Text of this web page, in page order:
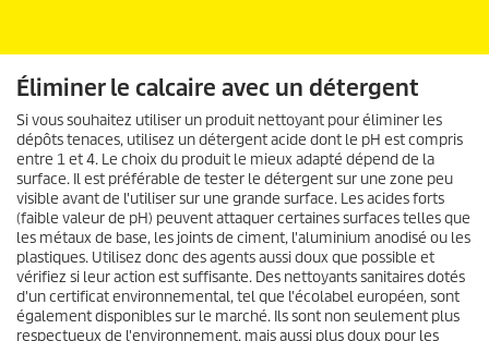
Éliminer le calcaire avec un détergent
Si vous souhaitez utiliser un produit nettoyant pour éliminer les
dépôts tenaces, utilisez un détergent acide dont le pH est compris
entre 1 et 4. Le choix du produit le mieux adapté dépend de la
surface. Il est préférable de tester le détergent sur une zone peu
visible avant de l'utiliser sur une grande surface. Les acides forts
(faible valeur de pH) peuvent attaquer certaines surfaces telles que
les métaux de base, les joints de ciment, l'aluminium anodisé ou les
plastiques. Utilisez donc des agents aussi doux que possible et
vérifiez si leur action est suffisante. Des nettoyants sanitaires dotés
d'un certificat environnemental, tel que l'écolabel européen, sont
également disponibles sur le marché. Ils sont non seulement plus
respectueux de l'environnement, mais aussi plus doux pour les